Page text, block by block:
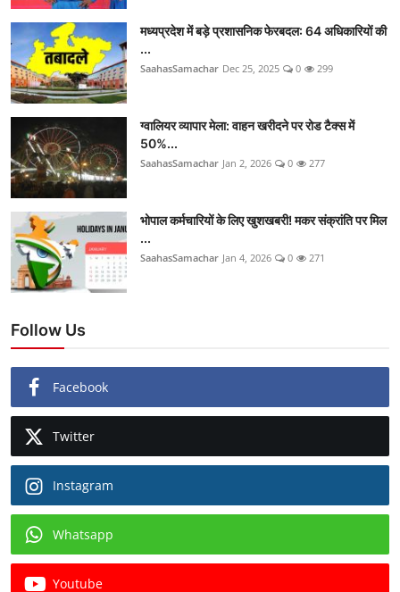
मध्यप्रदेश में बड़े प्रशासनिक फेरबदल: 64 अधिकारियों की
...
SaahasSamachar Dec 25, 2025 0 299
ग्वालियर व्यापार मेला: वाहन खरीदने पर रोड टैक्स में
50%...
SaahasSamachar Jan 2, 2026 0 277
भोपाल कर्मचारियों के लिए खुशखबरी! मकर संक्रांति पर मिल
...
SaahasSamachar Jan 4, 2026 0 271
Follow Us
Facebook
Twitter
Instagram
Whatsapp
Youtube